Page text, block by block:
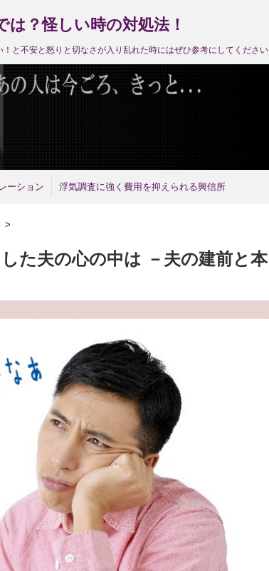
？怪しい時の対処法！
と不安と怒りと切なさが入り乱れた時にはぜひ参考にしてください
ーション 浮気調査に強く費用を抑えられる興信所
>
た夫の心の中は －夫の建前と本